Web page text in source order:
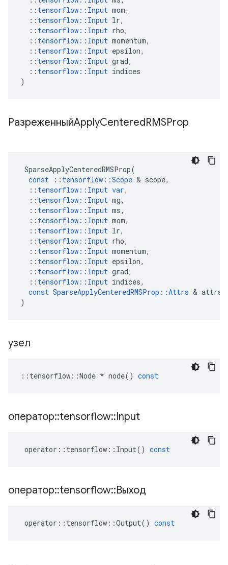
:: tensorflow :: Input mom,
:: tensorflow :: Input lr,
:: tensorflow :: Input rho,
:: tensorflow :: Input momentum,
:: tensorflow :: Input epsilon,
:: tensorflow :: Input grad,
:: tensorflow :: Input indices
)
РазреженныйApplyCenteredRMSProp
SparseApplyCenteredRMSProp(
const
:: tensorflow ::Scope & scope,
:: tensorflow :: Input var,
:: tensorflow :: Input mg,
:: tensorflow :: Input ms,
:: tensorflow :: Input mom,
:: tensorflow :: Input lr,
:: tensorflow :: Input rho,
:: tensorflow :: Input momentum,
:: tensorflow :: Input epsilon,
:: tensorflow :: Input grad,
:: tensorflow :: Input indices,
const SparseApplyCenteredRMSProp ::Attrs & attrs
)
узел
:: tensorflow ::Node * node() const
оператор::tensorflow::Input
operator :: tensorflow :: Input() const
оператор::tensorflow::Выход
operator :: tensorflow ::Output() const